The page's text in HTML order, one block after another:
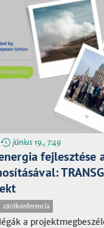
június 19., 7:49
fejlesztése
zárókonferencia
a